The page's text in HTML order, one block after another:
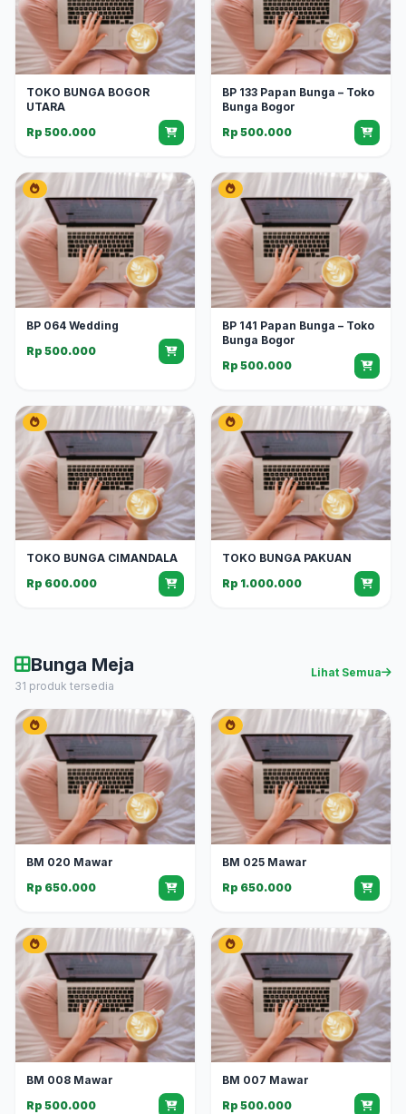
TOKO BUNGA BOGOR
UTARA
Rp 500.000
BP 133 Papan Bunga – Toko
Bunga Bogor
Rp 500.000
BP 064 Wedding
Rp 500.000
BP 141 Papan Bunga – Toko
Bunga Bogor
Rp 500.000
TOKO BUNGA CIMANDALA
Rp 600.000
TOKO BUNGA PAKUAN
Rp 1.000.000
Bunga Meja
31 produk tersedia
Lihat Semua
BM 020 Mawar
Rp 650.000
BM 025 Mawar
Rp 650.000
BM 008 Mawar
Rp 500.000
BM 007 Mawar
Rp 500.000